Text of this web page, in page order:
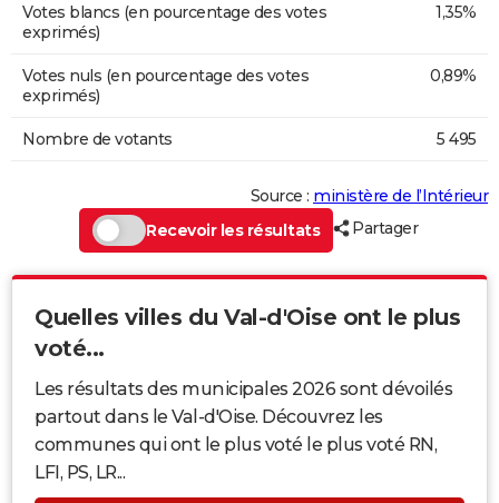
Votes blancs (en pourcentage des votes
exprimés)
1,35%
Votes nuls (en pourcentage des votes
exprimés)
0,89%
Nombre de votants 5 495
Source : ministère de l’Intérieur
Recevoir les résultats
Partager
Quelles villes du Val-d'Oise ont le plus
voté...
Les résultats des municipales 2026 sont dévoilés
partout dans le Val-d'Oise. Découvrez les
communes qui ont le plus voté le plus voté RN,
LFI, PS, LR...